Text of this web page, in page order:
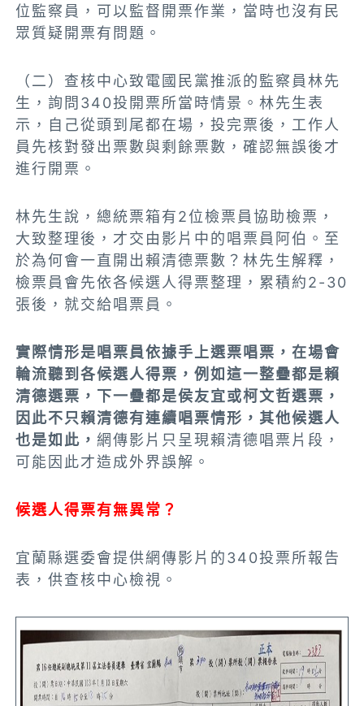
位監察員，可以監督開票作業，當時也沒有民
眾質疑開票有問題。
（二）查核中心致電國民黨推派的監察員林先
生，詢問340投開票所當時情景。林先生表
示，自己從頭到尾都在場，投完票後，工作人
員先核對發出票數與剩餘票數，確認無誤後才
進行開票。
林先生說，總統票箱有2位檢票員協助檢票，
大致整理後，才交由影片中的唱票員阿伯。至
於為何會一直開出賴清德票數？林先生解釋，
檢票員會先依各候選人得票整理，累積約2-30
張後，就交給唱票員。
實際情形是唱票員依據手上選票唱票，在場會
輪流聽到各候選人得票，例如這一整疊都是賴
清德選票，下一疊都是侯友宜或柯文哲選票，
因此不只賴清德有連續唱票情形，其他候選人
也是如此， 網傳影片只呈現賴清德唱票片段，
可能因此才造成外界誤解。
候選人得票有無異常？
宜蘭縣選委會提供網傳影片的340投票所報告
表，供查核中心檢視。